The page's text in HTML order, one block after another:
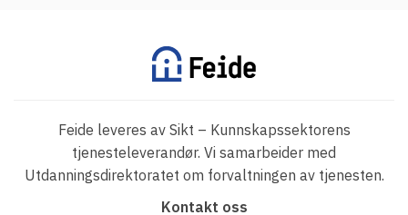
Feide leveres av Sikt – Kunnskapssektorens
tjenesteleverandør. Vi samarbeider med
Utdanningsdirektoratet om forvaltningen av tjenesten.
Kontakt oss